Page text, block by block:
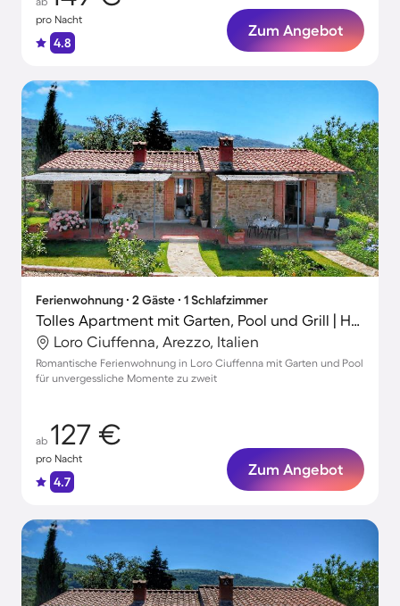
pro Nacht
4.8
Zum Angebot
Ferienwohnung ∙ 2 Gäste ∙ 1 Schlafzimmer
Tolles Apartment mit Garten, Pool und Grill | Haustiere sind willkommen
Loro Ciuffenna, Arezzo, Italien
Romantische Ferienwohnung in Loro Ciuffenna mit Garten und Pool
für unvergessliche Momente zu zweit
ab 127 €
pro Nacht
4.7
Zum Angebot